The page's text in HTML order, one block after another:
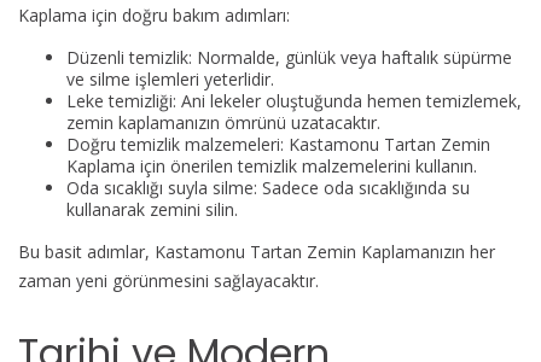
Kaplama için doğru bakım adımları:
Düzenli temizlik: Normalde, günlük veya haftalık süpürme
ve silme işlemleri yeterlidir.
Leke temizliği: Ani lekeler oluştuğunda hemen temizlemek,
zemin kaplamanızın ömrünü uzatacaktır.
Doğru temizlik malzemeleri: Kastamonu Tartan Zemin
Kaplama için önerilen temizlik malzemelerini kullanın.
Oda sıcaklığı suyla silme: Sadece oda sıcaklığında su
kullanarak zemini silin.
Bu basit adımlar, Kastamonu Tartan Zemin Kaplamanızın her
zaman yeni görünmesini sağlayacaktır.